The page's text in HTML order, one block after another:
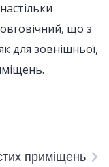
що з
для зовнішньої,
приміщень